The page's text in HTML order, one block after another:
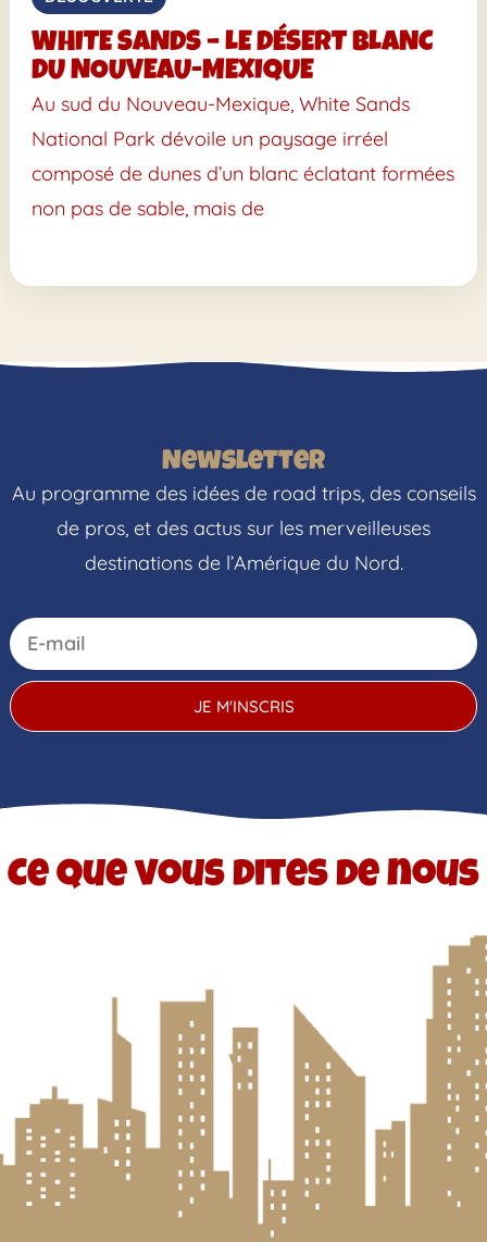
WHITE SANDS – LE DÉSERT BLANC
DU NOUVEAU-MEXIQUE
Au sud du Nouveau-Mexique, White Sands
National Park dévoile un paysage irréel
composé de dunes d’un blanc éclatant formées
non pas de sable, mais de
Newsletter
Au programme des idées de road trips, des conseils
de pros, et des actus sur les merveilleuses
destinations de l’Amérique du Nord.
JE M'INSCRIS
Ce que vous dites de nous